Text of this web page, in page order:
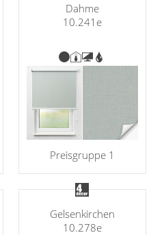
Dahme
10.241e
Preisgruppe 1
Gelsenkirchen
10.278e